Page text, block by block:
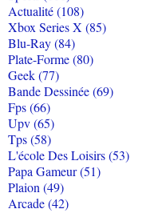
Actualité (108)
Xbox Series X (85)
Blu-Ray (84)
Plate-Forme (80)
Geek (77)
Bande Dessinée (69)
Fps (66)
Upv (65)
Tps (58)
L'école Des Loisirs (53)
Papa Gameur (51)
Plaion (49)
Arcade (42)